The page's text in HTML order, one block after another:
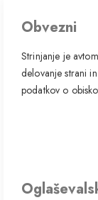
Obvezni
Strinjanje je
delovanje strani
podatkov o